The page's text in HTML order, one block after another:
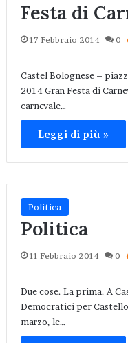
Festa di
17 Febbraio 2014 0
Castel Bolognese –
2014 Gran Festa di
carnevale…
Leggi di più »
Politica
Politica
11 Febbraio 2014 0
Due cose. La prima. A
Democratici per
marzo, le…